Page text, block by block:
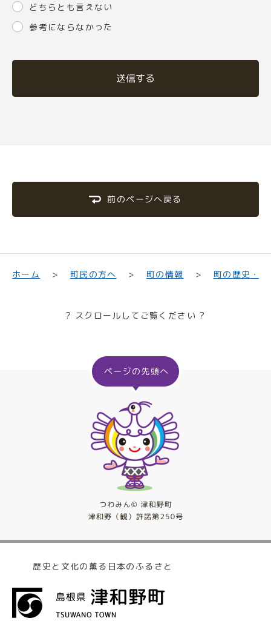
どちらとも言えない
参考にならなかった
送信する
前のページへ戻る
ホーム 町民の方へ 町の情報 町の歴史・
? スクロールしてご覧ください ?
歴史と文化の薫る日本のふるさと